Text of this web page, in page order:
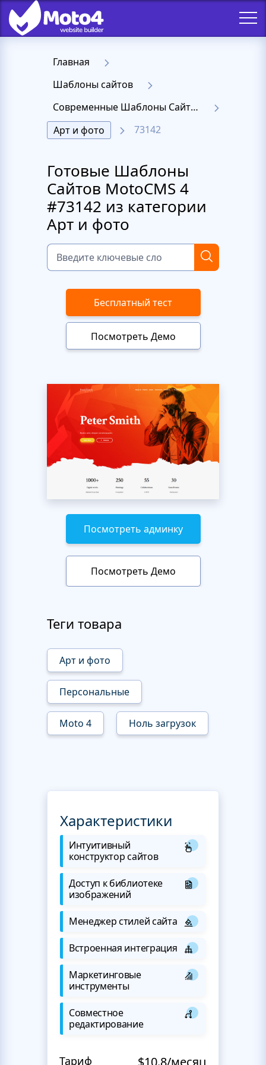
Главная
Шаблоны сайтов
Современные Шаблоны Сайтов - Moto 4
Арт и фото
73142
Готовые Шаблоны
Сайтов MotoCMS 4
#73142 из категории
Арт и фото
Бесплатный тест
Посмотреть Демо
Посмотреть админку
Посмотреть Демо
Теги товара
Арт и фото
Персональные
Moto 4 Ноль загрузок
Характеристики
Интуитивный
конструктор сайтов
Доступ к библиотеке
изображений
Менеджер стилей сайта
Встроенная интеграция
Маркетинговые
инструменты
Совместное
редактирование
Тариф $10.8/месяц